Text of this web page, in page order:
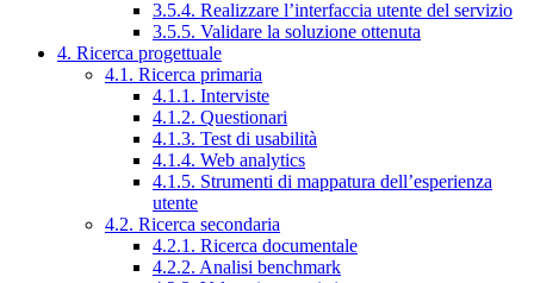
3.5.4. Realizzare l’interfaccia utente del servizio
3.5.5. Validare la soluzione ottenuta
4. Ricerca progettuale
4.1. Ricerca primaria
4.1.1. Interviste
4.1.2. Questionari
4.1.3. Test di usabilità
4.1.4. Web analytics
4.1.5. Strumenti di mappatura dell’esperienza
utente
4.2. Ricerca secondaria
4.2.1. Ricerca documentale
4.2.2. Analisi benchmark